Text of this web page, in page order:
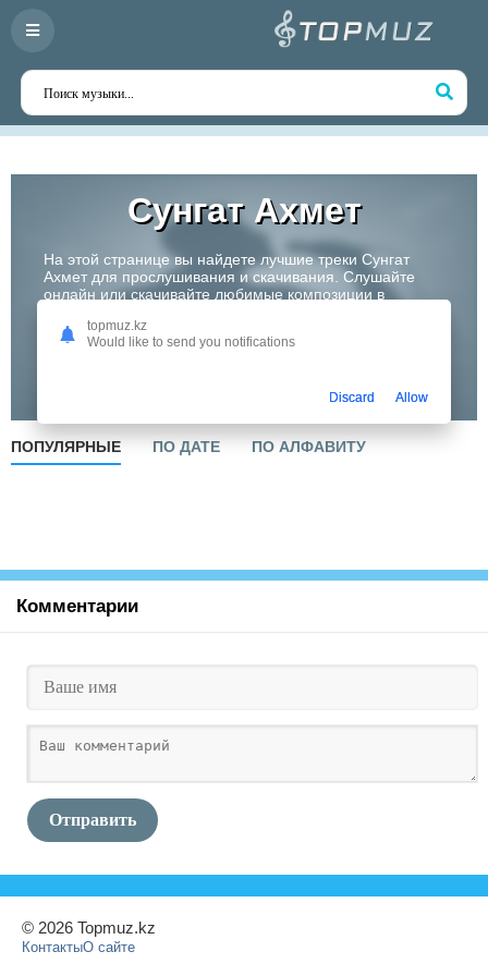
Сунгат Ахмет
На этой странице вы найдете лучшие треки Сунгат
Ахмет для прослушивания и скачивания. Слушайте
онлайн или скачивайте любимые композиции в
одного из самых перспективных артистов Казахстана!
ПОПУЛЯРНЫЕ ПО ДАТЕ ПО АЛФАВИТУ
Комментарии
Отправить
© 2026 Topmuz.kz
КонтактыО сайте
topmuz.kz
Would like to send you notifications
Discard Allow